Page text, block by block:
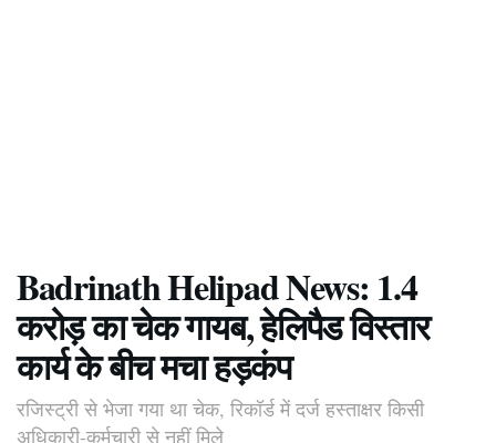
Badrinath Helipad News: 1.4
करोड़ का चेक गायब, हेलिपैड विस्तार
कार्य के बीच मचा हड़कंप
रजिस्ट्री से भेजा गया था चेक, रिकॉर्ड में दर्ज हस्ताक्षर किसी
अधिकारी-कर्मचारी से नहीं मिले